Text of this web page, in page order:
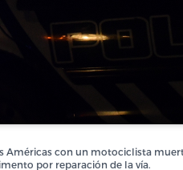
Américas con un motociclista
por reparación de la vía.